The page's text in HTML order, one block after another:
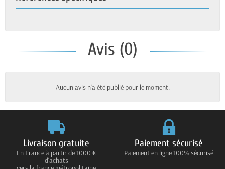
Avis (0)
Aucun avis n'a été publié pour le moment.
Livraison gratuite
En France à partir de 1000 €
d'achats
Paiement sécurisé
Paiement en ligne 100% sécurisé